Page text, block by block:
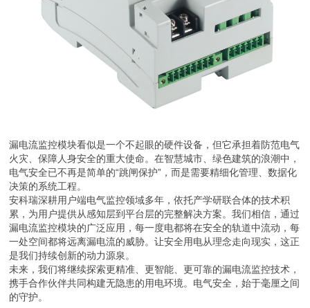
漏电流监控模块看似是一个不起眼的硬件设备，但它承担着防范电气
火灾、保障人身安全的重大使命。在智慧城市、绿色建筑的浪潮中，
电气安全已不再是简单的“跳闸保护”，而是需要精细化管理、数据化
决策的系统工程。
安科瑞深耕用户端电气监控领域多年，依托产学研联合体的技术积
累，为用户提供从感知层到平台层的完整解决方案。我们相信，通过
漏电流监控模块的广泛应用，每一度电都将在安全的轨道中流动，每
一处空间都将远离漏电流的威胁。让安全用电从理念走向现实，这正
是我们持续创新的动力源泉。
未来，我们将继续探索更精准、更智能、更可靠的漏电流监控技术，
携手合作伙伴共同构建无隐患的用电环境。电气安全，始于毫厘之间
的守护。